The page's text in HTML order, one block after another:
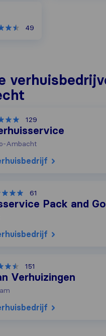
49
129
Ambacht
61
Pack and Go
151
Verhuizingen